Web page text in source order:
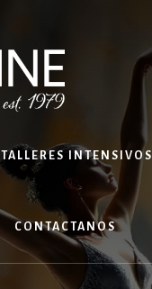
TALLERES INTENSIVOS
CONTACTANOS